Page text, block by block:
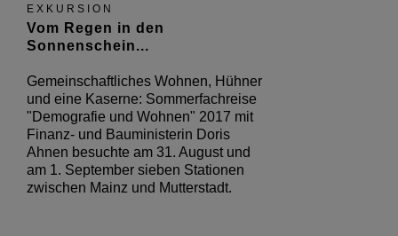
EXKURSION
Vom Regen in den
Sonnenschein...
Gemeinschaftliches Wohnen, Hühner
und eine Kaserne: Sommerfachreise
"Demografie und Wohnen" 2017 mit
Finanz- und Bauministerin Doris
Ahnen besuchte am 31. August und
am 1. September sieben Stationen
zwischen Mainz und Mutterstadt.